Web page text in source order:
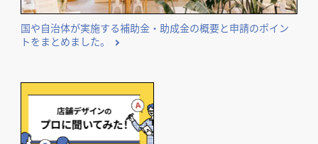
国や自治体が実施する補助金・助成金の概要と申請のポイン
トをまとめました。